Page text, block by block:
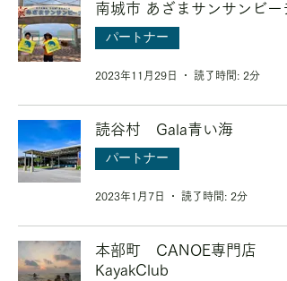
南城市 あざまサンサンビー
パートナー
2023年11月29日 読了時間: 2分
読谷村 Gala青い海
パートナー
2023年1月7日 読了時間: 2分
本部町 CANOE専門店
KayakClub